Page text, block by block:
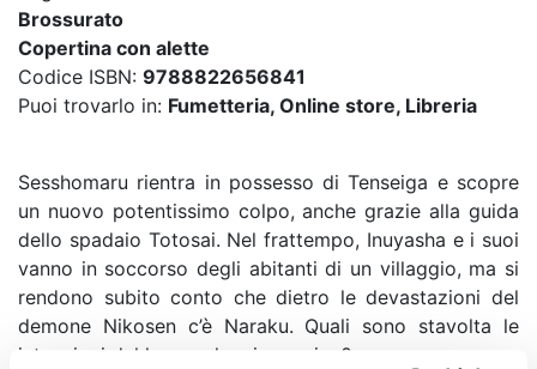
Brossurato
Copertina con alette
Codice ISBN: 9788822656841
Puoi trovarlo in: Fumetteria, Online store, Libreria
Sesshomaru rientra in possesso di Tenseiga e scopre
un nuovo potentissimo colpo, anche grazie alla guida
dello spadaio Totosai. Nel frattempo, Inuyasha e i suoi
vanno in soccorso degli abitanti di un villaggio, ma si
rendono subito conto che dietro le devastazioni del
demone Nikosen c’è Naraku. Quali sono stavolta le
intenzioni del loro malvagio nemico?